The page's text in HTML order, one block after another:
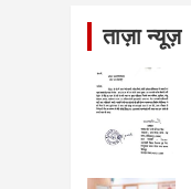
ताज़ा न्यूज़